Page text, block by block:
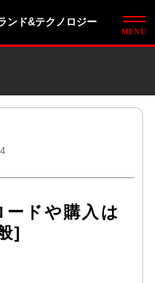
ンド&テクノロジー
ドや購入は
]